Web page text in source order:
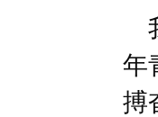
年
搏